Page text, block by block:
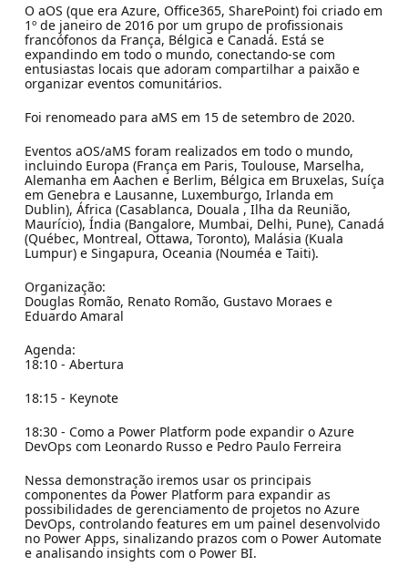
O aOS (que era Azure, Office365, SharePoint) foi criado em
1º de janeiro de 2016 por um grupo de profissionais
francófonos da França, Bélgica e Canadá. Está se
expandindo em todo o mundo, conectando-se com
entusiastas locais que adoram compartilhar a paixão e
organizar eventos comunitários.
Foi renomeado para aMS em 15 de setembro de 2020.
Eventos aOS/aMS foram realizados em todo o mundo,
incluindo Europa (França em Paris, Toulouse, Marselha,
Alemanha em Aachen e Berlim, Bélgica em Bruxelas, Suíça
em Genebra e Lausanne, Luxemburgo, Irlanda em
Dublin), África (Casablanca, Douala , Ilha da Reunião,
Maurício), Índia (Bangalore, Mumbai, Delhi, Pune), Canadá
(Québec, Montreal, Ottawa, Toronto), Malásia (Kuala
Lumpur) e Singapura, Oceania (Nouméa e Taiti).
Organização:
Douglas Romão, Renato Romão, Gustavo Moraes e
Eduardo Amaral
Agenda:
18:10 - Abertura
18:15 - Keynote
18:30 - Como a Power Platform pode expandir o Azure
DevOps com Leonardo Russo e Pedro Paulo Ferreira
Nessa demonstração iremos usar os principais
componentes da Power Platform para expandir as
possibilidades de gerenciamento de projetos no Azure
DevOps, controlando features em um painel desenvolvido
no Power Apps, sinalizando prazos com o Power Automate
e analisando insights com o Power BI.